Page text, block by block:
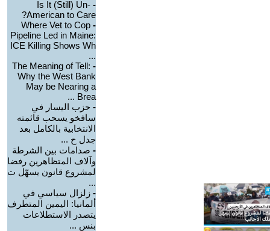
-
Is It (Still) Un-
American to Care?
-
Where Vet to Cop
Pipeline Led in Maine:
ICE Killing Shows Wh
...
-
The Meaning of Tell:
Why the West Bank
May be Nearing a
Brea ...
- حزب اليسار في
سافخو يسحب قائمته
الانتخابية بالكامل بعد
جدل ح ...
- صدامات بين الشرطة
وآلاف المتظاهرين رفضا
لمشروع قانون يسهّل ت
...
- زلزال سياسي في
ألمانيا: اليمين المتطرف
يتصدر الاستطلاعات
بنس ...